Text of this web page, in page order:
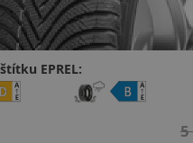
Údaje o štítku EPREL: